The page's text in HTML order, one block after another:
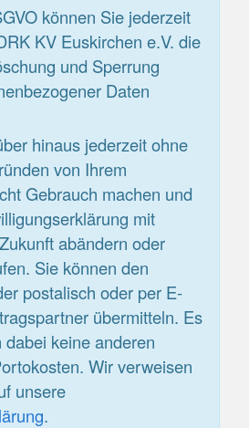
können Sie jederzeit
KV Euskirchen e.V. die
und Sperrung
Daten
hinaus jederzeit ohne
von Ihrem
Gebrauch machen und
mit
abändern oder
Sie können den
postalisch oder per E-
übermitteln. Es
keine anderen
Wir verweisen
unsere
.